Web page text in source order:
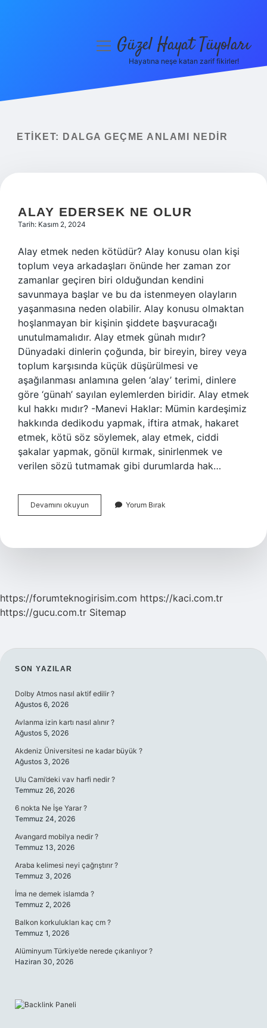
Yasal Uyarı
menüyüGüzel Hayat Tüyoları
Hayatına neşe katan zarif fikirler!
ETIKET: DALGA GEÇME ANLAMI NEDIR
ALAY EDERSEK NE OLUR
Tarih: Kasım 2, 2024
Alay etmek neden kötüdür? Alay konusu olan kişi
toplum veya arkadaşları önünde her zaman zor
zamanlar geçiren biri olduğundan kendini
savunmaya başlar ve bu da istenmeyen olayların
yaşanmasına neden olabilir. Alay konusu olmaktan
hoşlanmayan bir kişinin şiddete başvuracağı
unutulmamalıdır. Alay etmek günah mıdır?
Dünyadaki dinlerin çoğunda, bir bireyin, birey veya
toplum karşısında küçük düşürülmesi ve
aşağılanması anlamına gelen ‘alay’ terimi, dinlere
göre ‘günah’ sayılan eylemlerden biridir. Alay etmek
kul hakkı mıdır? -Manevi Haklar: Mümin kardeşimiz
hakkında dedikodu yapmak, iftira atmak, hakaret
etmek, kötü söz söylemek, alay etmek, ciddi
şakalar yapmak, gönül kırmak, sinirlenmek ve
verilen sözü tutmamak gibi durumlarda hak…
Devamını okuyun
Edersek
Yorum Bırak
https://forumteknogirisim.com https://kaci.com.tr
https://gucu.com.tr Sitemap
SIDEBAR
SON YAZILAR
Dolby Atmos nasıl aktif edilir ?
Ağustos 6, 2026
Avlanma izin kartı nasıl alınır ?
Ağustos 5, 2026
Akdeniz Üniversitesi ne kadar büyük ?
Ağustos 3, 2026
Ulu Cami’deki vav harfi nedir ?
Temmuz 26, 2026
6 nokta Ne İşe Yarar ?
Temmuz 24, 2026
Avangard mobilya nedir ?
Temmuz 13, 2026
Araba kelimesi neyi çağrıştırır ?
Temmuz 3, 2026
İma ne demek islamda ?
Temmuz 2, 2026
Balkon korkulukları kaç cm ?
Temmuz 1, 2026
Alüminyum Türkiye’de nerede çıkarılıyor ?
Haziran 30, 2026